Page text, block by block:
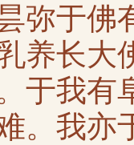
弥于佛
养长大
于我有
。我亦